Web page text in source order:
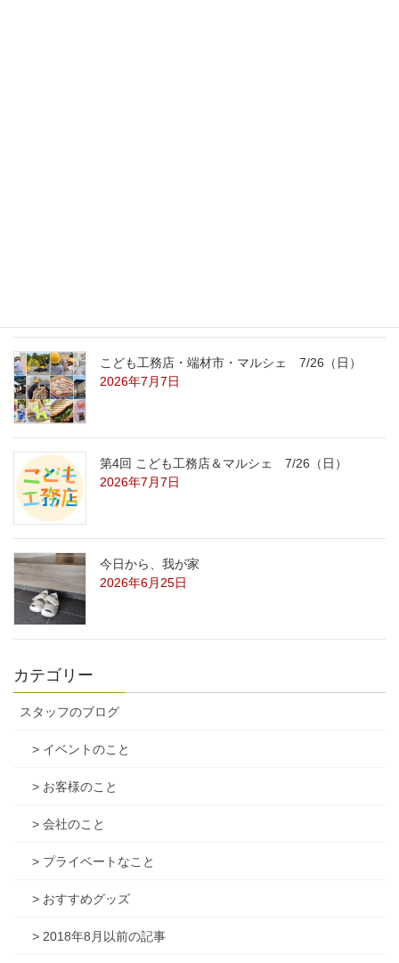
こども工務店・端材市・マルシェ 7/26（日）
2026年7月7日
第4回 こども工務店＆マルシェ 7/26（日）
2026年7月7日
今日から、我が家
2026年6月25日
カテゴリー
スタッフのブログ
> イベントのこと
> お客様のこと
> 会社のこと
> プライベートなこと
> おすすめグッズ
> 2018年8月以前の記事